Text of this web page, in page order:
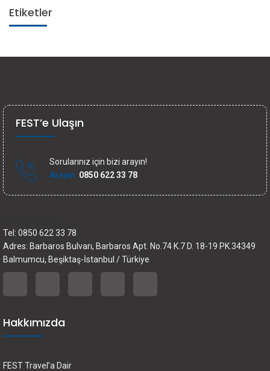
Etiketler
FEST’e Ulaşın
Sorularınız için bizi arayın!
Arayın: 0850 622 33 78
Tel: 0850 622 33 78
Adres: Barbaros Bulvarı, Barbaros Apt. No.74 K.7 D. 18-19 PK.34349
Balmumcu, Beşiktaş-İstanbul / Türkiye
Hakkımızda
FEST Travel’a Dair